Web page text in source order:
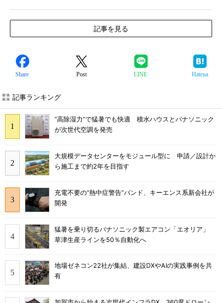
記事を見る
Share Post LINE Hatena
記事ランキング
“高除湿力”で猛暑でも快適 積水ハウスとパナソニック
が次世代空調を発売
大規模データセンターをモジュール型に 申請／設計か
ら施工まで約2年を目指す
充電不要の“熱中症警告”バンド、キーエンス系新会社が
開発
猛暑を乗り切るパナソニック製エアコン「エオリア」
草津生産ラインを50％自動化へ
地場ゼネコン22社が集結、建設DXやAIの実践事例を共
有